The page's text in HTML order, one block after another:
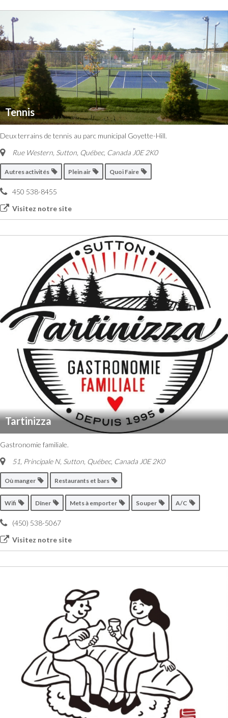
Tennis
Deux terrains de tennis au parc municipal Goyette-Hill.
Rue Western, Sutton Québec, Canada J0E 2K0
Autres activités Plein air Quoi Faire
450 538-8455
Visitez notre site
Tartinizza
Gastronomie familiale.
51, Principale N, Sutton Québec, Canada J0E 2K0
Où manger Restaurants et bars
Wifi Dîner Mets à emporter Souper A/C
(450) 538-5067
Visitez notre site